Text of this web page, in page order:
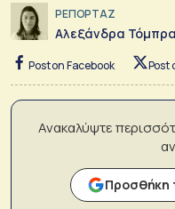
ΡΕΠΟΡΤΑΖ
Αλεξάνδρα Τόμπρα
Post on Facebook Post
Ανακαλύψτε
Προσθήκη